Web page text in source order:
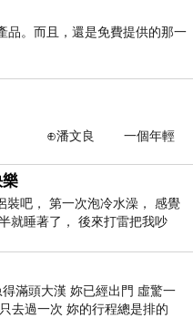
品。而且，還是免費提供的那一
個年輕
裝吧， 第一次泡冷水澡， 感覺
就睡著了， 後來打雷把我吵
滿頭大漢 妳已經出門 虛驚一
去過一次 妳的行程總是排的